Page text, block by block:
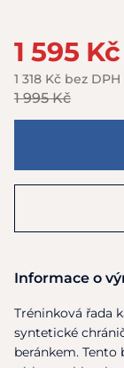
1 595 Kč
1 318 Kč bez DPH
1 995 Kč
Informace o
Tréninková řada
syntetické
beránkem. Tento